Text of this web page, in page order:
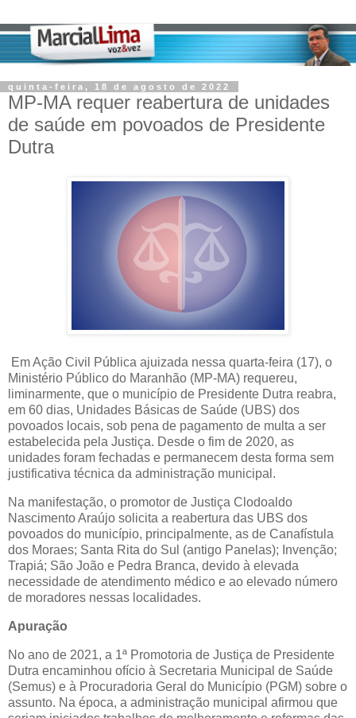
quinta-feira, 18 de agosto de 2022
MP-MA requer reabertura de unidades
de saúde em povoados de Presidente
Dutra
Em Ação Civil Pública ajuizada nessa quarta-feira (17), o
Ministério Público do Maranhão (MP-MA) requereu,
liminarmente, que o município de Presidente Dutra reabra,
em 60 dias, Unidades Básicas de Saúde (UBS) dos
povoados locais, sob pena de pagamento de multa a ser
estabelecida pela Justiça. Desde o fim de 2020, as
unidades foram fechadas e permanecem desta forma sem
justificativa técnica da administração municipal.
Na manifestação, o promotor de Justiça Clodoaldo
Nascimento Araújo solicita a reabertura das UBS dos
povoados do município, principalmente, as de Canafístula
dos Moraes; Santa Rita do Sul (antigo Panelas); Invenção;
Trapiá; São João e Pedra Branca, devido à elevada
necessidade de atendimento médico e ao elevado número
de moradores nessas localidades.
Apuração
No ano de 2021, a 1ª Promotoria de Justiça de Presidente
Dutra encaminhou ofício à Secretaria Municipal de Saúde
(Semus) e à Procuradoria Geral do Município (PGM) sobre o
assunto. Na época, a administração municipal afirmou que